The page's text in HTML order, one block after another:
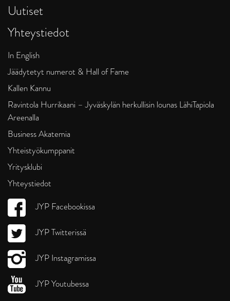
Uutiset
Yhteystiedot
In English
Jäädytetyt numerot & Hall of Fame
Kallen Kannu
Ravintola Hurrikaani – Jyväskylän herkullisin lounas LähiTapiola
Areenalla
Business Akatemia
Yhteistyökumppanit
Yritysklubi
Yhteystiedot
JYP Facebookissa
JYP Twitterissä
JYP Instagramissa
JYP Youtubessa